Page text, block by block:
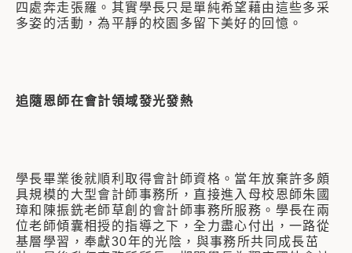
四處奔走張羅。其實學長只是單純希望藉由這些多采
多姿的活動，為平靜的校園多留下美好的回憶。
追隨恩師在會計領域發光發熱
學長畢業後就順利取得會計師資格。當年放棄許多頗
具規模的大型會計師事務所，直接進入母校恩師朱國
璋和陳振銑老師草創的會計師事務所服務。學長在兩
位老師傾囊相授的指導之下，全力盡心付出，一路從
基層學習，奉獻30年的光陰，與事務所共同成長茁